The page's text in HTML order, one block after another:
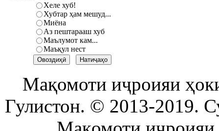
Хеле хуб!
Хубтар ҳам мешуд...
Миёна
Аз пештарааш хуб
Маълумот кам...
Маъқул нест
Мақомоти иҷроияи
Гулистон. © 2013-2019.